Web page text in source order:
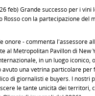
feb) Grande successo per i
Rosso con la partecipazione
onore - commenta l'assessore
al Metropolitan Pavillon di
in un luogo
avuto una vetrina particolare
di giornalisti e buyers. I
le tante unicità dei territori,